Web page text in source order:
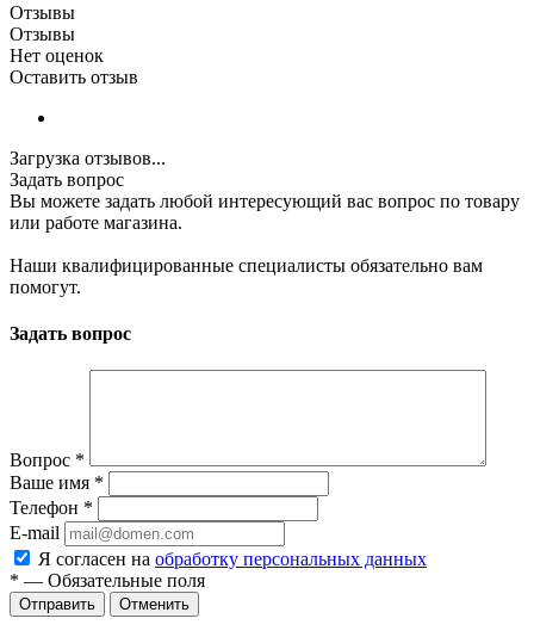
Отзывы
Отзывы
Нет оценок
Оставить отзыв
Загрузка отзывов...
Задать вопрос
Вы можете задать любой интересующий вас вопрос по товару
или работе магазина.
Наши квалифицированные специалисты обязательно вам
помогут.
Задать вопрос
Вопрос *
Ваше имя *
Телефон *
E-mail
Я согласен на обработку персональных данных
* — Обязательные поля
Отменить